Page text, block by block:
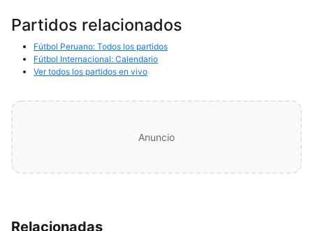
Partidos relacionados
Fútbol Peruano: Todos los partidos
Fútbol Internacional: Calendario
Ver todos los partidos en vivo
Anuncio
Relacionadas